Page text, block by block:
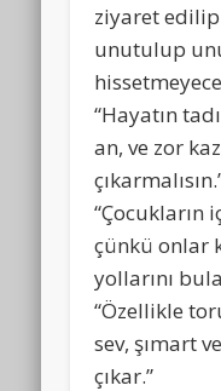
ziyaret
unutulup
“Hayatın
an, ve zor
“Çocukların
çünkü onlar
yollarını
“Özellikle
sev, şımart
çıkar.”